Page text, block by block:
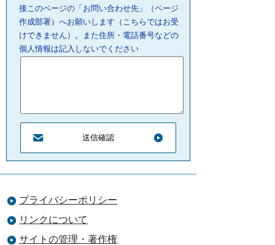
接このページの「お問い合わせ先」（ページ
作成部署）へお願いします（こちらではお受
けできません）。また住所・電話番号などの
個人情報は記入しないでください
プライバシーポリシー
リンクについて
サイトの管理・著作権